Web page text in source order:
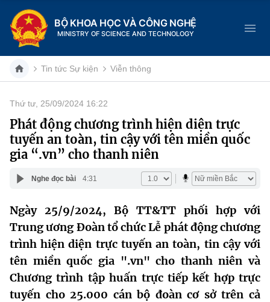
BỘ KHOA HỌC VÀ CÔNG NGHỆ
MINISTRY OF SCIENCE AND TECHNOLOGY
Danh mục
Trang chủ
Cơ cấu tổ chức
Lịch sử phát triển
Sở Khoa học và Công nghệ
Khoa học và Công nghệ
Đổi mới sáng tạo
Chuyển đổi số
Dịch vụ công
Hệ thống văn bản
Văn bản QPPL
MST IOFFICE
Tin tức Sự kiện Viễn thông
Thứ tư, 25/09/2024 16:22
Phát động chương trình hiện diện trực
tuyến an toàn, tin cậy với tên miền quốc
gia “.vn” cho thanh niên
Nghe đọc bài 4:31
Ngày 25/9/2024, Bộ TT&TT phối hợp với
Trung ương Đoàn tổ chức Lễ phát động chương
trình hiện diện trực tuyến an toàn, tin cậy với
tên miền quốc gia ".vn" cho thanh niên và
Chương trình tập huấn trực tiếp kết hợp trực
tuyến cho 25.000 cán bộ đoàn cơ sở trên cả